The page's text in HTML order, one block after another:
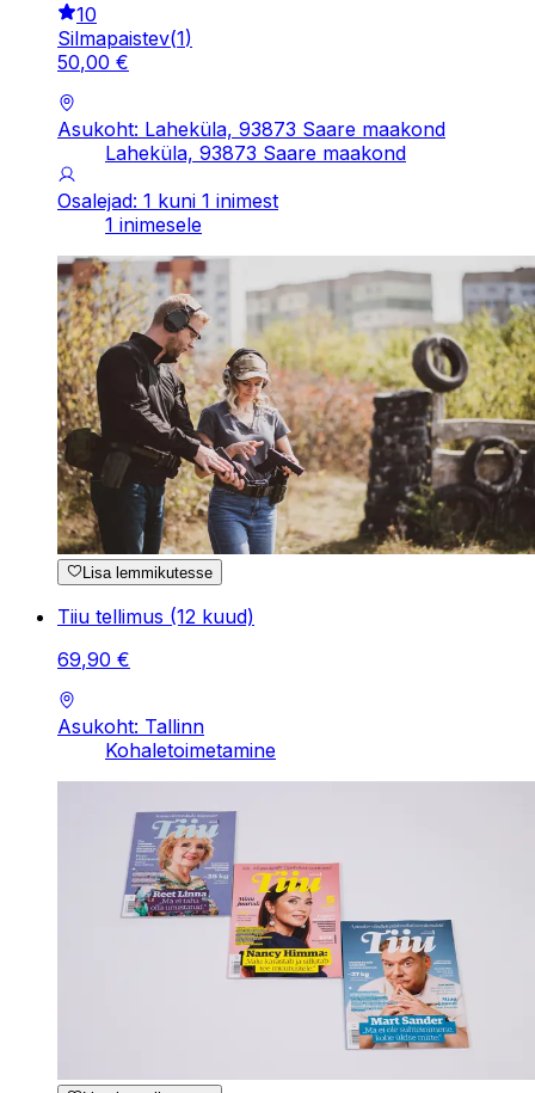
10
Silmapaistev(1)
50,00 €
Asukoht: Laheküla, 93873 Saare maakond
Laheküla, 93873 Saare maakond
Osalejad: 1 kuni 1 inimest
1 inimesele
Lisa lemmikutesse
Tiiu tellimus (12 kuud)
69,90 €
Asukoht: Tallinn
Kohaletoimetamine